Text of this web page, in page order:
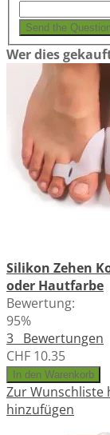
Send the Question
Wer dies
Silikon Zehen
oder Hautfarbe
Bewertung:
95%
3 Bewertungen
CHF 10.35
In den Warenkorb
Zur Wunschliste
hinzufügen